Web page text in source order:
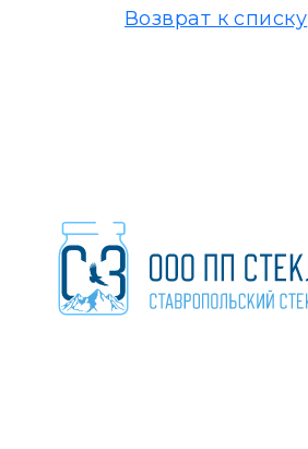
Возврат к списку